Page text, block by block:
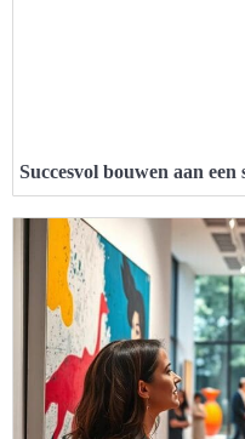
Succesvol bouwen aan